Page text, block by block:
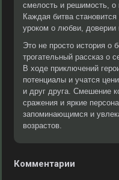
смелость и решимость, о
Каждая битва
уроком о любви, доверии
Это не просто история о
трогательный рассказ о
В ходе приключений
потенциалы и учатся
и друг друга. Смешение
сражения и яркие
запоминающимся и
возрастов.
Комментарии